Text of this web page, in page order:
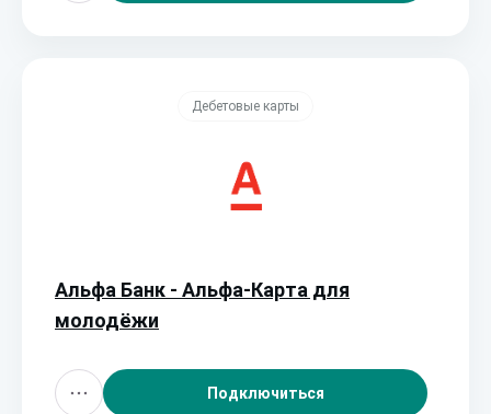
Дебетовые карты
Альфа Банк - Альфа‑Карта для
молодёжи
Подключиться